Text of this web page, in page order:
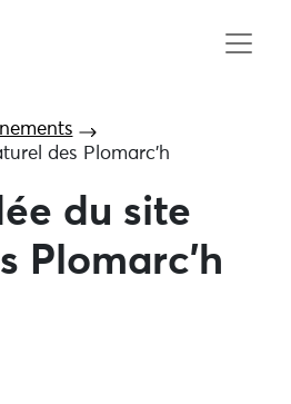
des Plomarc’h
du site
Plomarc’h